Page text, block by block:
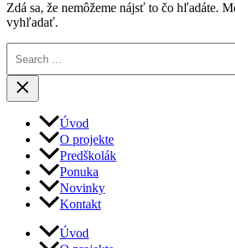
Zdá sa, že nemôžeme nájsť to čo hľadáte.
vyhľadať.
Vyhľadať:
Úvod
O projekte
Predškolák
Ponuka
Novinky
Kontakt
Úvod